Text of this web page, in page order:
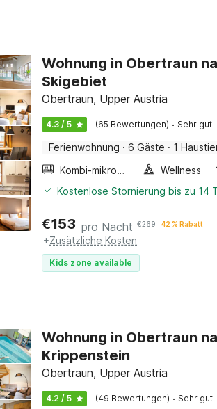
Wohnung in Obertraun
Skigebiet
Obertraun, Upper Austria
4.3 / 5 (65 Bewertungen) · Sehr gut
Ferienwohnung · 6 Gäste · 1
Kombi-mikrowelle
Wellness
Kostenlose Stornierung bis zu 14
€153 pro Nacht €269 42 % Rabatt
+Zusätzliche Kosten
Kids zone available
Wohnung in Obertraun
Krippenstein
Obertraun, Upper Austria
4.2 / 5 (49 Bewertungen) · Sehr gut